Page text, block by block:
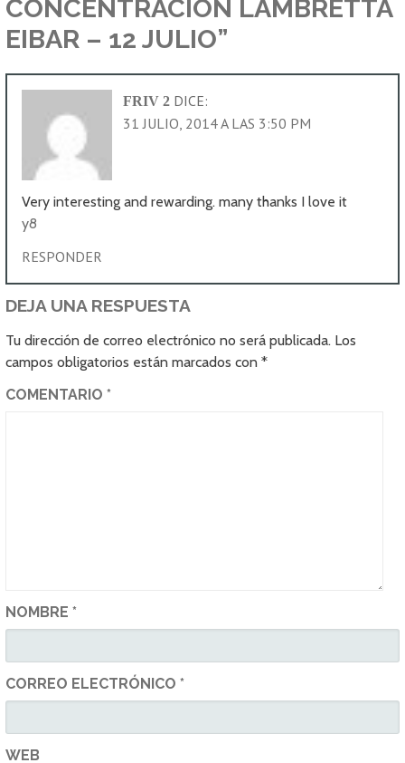
CONCENTRACION LAMBRETTA
EIBAR – 12 JULIO”
FRIV 2 DICE:
31 JULIO, 2014 A LAS 3:50 PM
Very interesting and rewarding. many thanks I love it
y8
RESPONDER
DEJA UNA RESPUESTA
Tu dirección de correo electrónico no será publicada. Los
campos obligatorios están marcados con*
COMENTARIO*
NOMBRE*
CORREO ELECTRÓNICO*
WEB